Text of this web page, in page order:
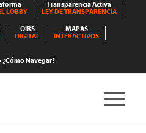
LOBBY
Transparencia Activa
LEY DE TRANSPARENCIA
OIRS
DIGITAL
MAPAS
INTERACTIVOS
¿Cómo Navegar?